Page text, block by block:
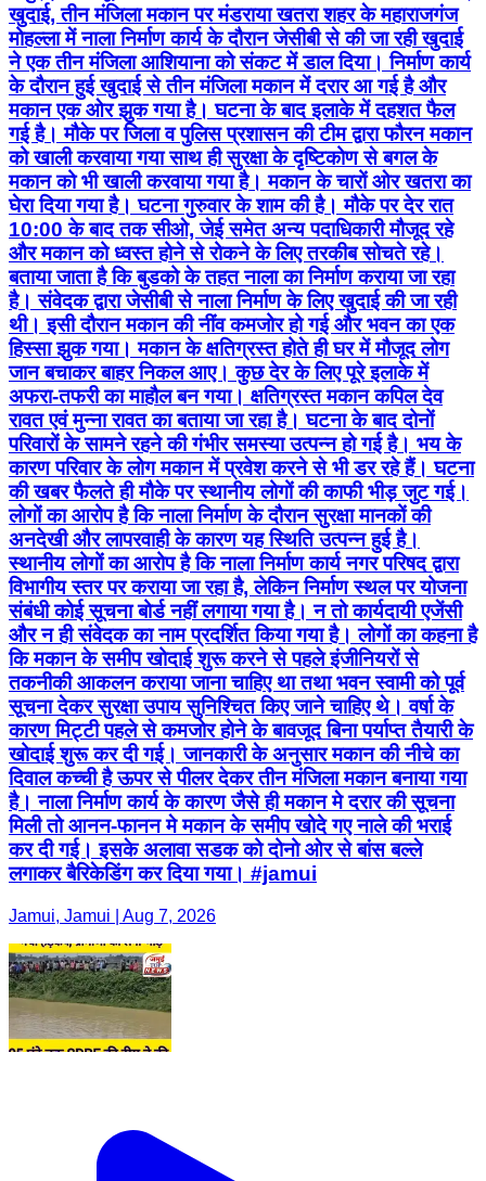
खुदाई, तीन मंजिला मकान पर मंडराया खतरा शहर के महाराजगंज
मोहल्ला में नाला निर्माण कार्य के दौरान जेसीबी से की जा रही खुदाई
ने एक तीन मंजिला आशियाना को संकट में डाल दिया। निर्माण कार्य
के दौरान हुई खुदाई से तीन मंजिला मकान में दरार आ गई है और
मकान एक ओर झुक गया है। घटना के बाद इलाके में दहशत फैल
गई है। मौके पर जिला व पुलिस प्रशासन की टीम द्वारा फौरन मकान
को खाली करवाया गया साथ ही सुरक्षा के दृष्टिकोण से बगल के
मकान को भी खाली करवाया गया है। मकान के चारों ओर खतरा का
घेरा दिया गया है। घटना गुरुवार के शाम की है। मौके पर देर रात
10:00 के बाद तक सीओ, जेई समेत अन्य पदाधिकारी मौजूद रहे
और मकान को ध्वस्त होने से रोकने के लिए तरकीब सोचते रहे।
बताया जाता है कि बुडको के तहत नाला का निर्माण कराया जा रहा
है। संवेदक द्वारा जेसीबी से नाला निर्माण के लिए खुदाई की जा रही
थी। इसी दौरान मकान की नींव कमजोर हो गई और भवन का एक
हिस्सा झुक गया। मकान के क्षतिग्रस्त होते ही घर में मौजूद लोग
जान बचाकर बाहर निकल आए। कुछ देर के लिए पूरे इलाके में
अफरा-तफरी का माहौल बन गया। क्षतिग्रस्त मकान कपिल देव
रावत एवं मुन्ना रावत का बताया जा रहा है। घटना के बाद दोनों
परिवारों के सामने रहने की गंभीर समस्या उत्पन्न हो गई है। भय के
कारण परिवार के लोग मकान में प्रवेश करने से भी डर रहे हैं। घटना
की खबर फैलते ही मौके पर स्थानीय लोगों की काफी भीड़ जुट गई।
लोगों का आरोप है कि नाला निर्माण के दौरान सुरक्षा मानकों की
अनदेखी और लापरवाही के कारण यह स्थिति उत्पन्न हुई है।
स्थानीय लोगों का आरोप है कि नाला निर्माण कार्य नगर परिषद द्वारा
विभागीय स्तर पर कराया जा रहा है, लेकिन निर्माण स्थल पर योजना
संबंधी कोई सूचना बोर्ड नहीं लगाया गया है। न तो कार्यदायी एजेंसी
और न ही संवेदक का नाम प्रदर्शित किया गया है। लोगों का कहना है
कि मकान के समीप खोदाई शुरू करने से पहले इंजीनियरों से
तकनीकी आकलन कराया जाना चाहिए था तथा भवन स्वामी को पूर्व
सूचना देकर सुरक्षा उपाय सुनिश्चित किए जाने चाहिए थे। वर्षा के
कारण मिट्टी पहले से कमजोर होने के बावजूद बिना पर्याप्त तैयारी के
खोदाई शुरू कर दी गई। जानकारी के अनुसार मकान की नीचे का
दिवाल कच्ची है ऊपर से पीलर देकर तीन मंजिला मकान बनाया गया
है। नाला निर्माण कार्य के कारण जैसे ही मकान मे दरार की सूचना
मिली तो आनन-फानन मे मकान के समीप खोदे गए नाले की भराई
कर दी गई। इसके अलावा सडक को दोनो ओर से बांस बल्ले
लगाकर बैरिकेडिंग कर दिया गया। #jamui
Jamui, Jamui | Aug 7, 2026